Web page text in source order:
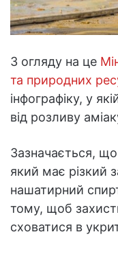
З огляду на це
та природних
інфографіку, у
від розливу
Зазначається,
який має різкий
нашатирний
тому, щоб
сховатися в